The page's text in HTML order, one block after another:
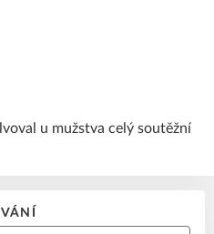
u mužstva celý soutěžní